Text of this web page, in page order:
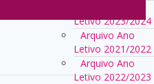
Letivo 2023/2024
Arquivo Ano
Letivo 2021/2022
Arquivo Ano
Letivo 2022/2023